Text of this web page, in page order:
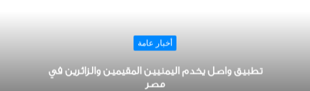
أخبار عامة
تطبيق واصل يخدم اليمنيين المقيمين والزائرين في
مصر